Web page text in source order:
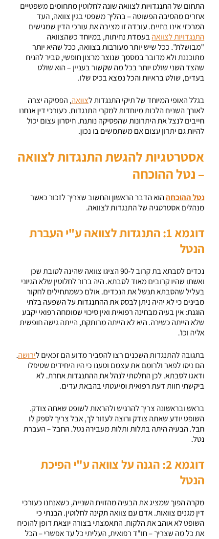
התחום של התנגדויות לצוואה שונה לחלוטין מתחומים משפטיים
אחרים מהסיבה הפשוטה – בהליך משפטי בגין צוואה, העד
המרכזי אינו בחיים. עובדה זו מציבה את עורכי הדין שמגישים
התנגדויות לצוואהבעמדת נחיתות, במיוחד כשהצוואה
"מבושלת". ככל שיש יותר מעורבות בצוואה, ככל שהיא יותר
מתוכננת ולא מדובר במסמך שנוצר מרצון חופשי, סביר להניח
שהצד השני שולט יותר בכל מה שקשור בעניין – הוא שולט
בעדים, שולט בראיות והכל נמצא בכיס שלו.
בגלל האופי המיוחד של תיקי התנגדות לצוואה, הפסיקה יצרה
לאורך השנים הלכות מיוחדות למקרי התנגדות. כעורכי דין אנחנו
חייבים לנצל את היתרונות שהפסיקה נותנת. חיסרון עצום יכול
להיות גם יתרון עצום אם משתמשים בו נכון.
אסטרטגיות להגשת התנגדות לצוואה
– נטל ההוכחה
נטל ההוכחההוא הדבר הראשון והחשוב שצריך לזכור כאשר
מנהלים אסטרטגיה של התנגדות לצוואה.
דוגמא 1: התנגדות לצוואה ע"י העברת
הנטל
נכדים לסבתא בת קרוב ל-90 הציגו צוואה שהינה לטובת שכן
ואשתו שהיו קרובים מאוד לסבתא. היה ברור לחלוטין שלא הגיוני
בעליל שהסבתא תנשל את הנכדים. אולם כשמתחילים לחקור
מבינים כי לא יהיה ניתן לבסס את ההתנגדות על השפעה בלתי
הוגנת: אין בעיה מבחינה רפואית ואין סיכוי שמומחה רפואי יקבע
שלא הייתה כשירה. היא לא הייתה מרותקת, הייתה גישה חופשית
אליה וכו'.
בתגובה להתנגדות השכנים רצו להסביר מדוע הם זכאים לירושה.
הם ניסו לפאר ולרומם את עצמם וטענו כי היו היחידים שטיפלו
ודאגו לסבתא. לכן החלטתי לנהל את ההתנגדות אחרת. לא
ביקשתי חוות דעת רפואית ומיעטתי בהבאת עדים.
בראש ובראשונה צריך להרגיש ולהראות לשופט שאתה צודק.
השופט יודע שאתה צודק ורוצה לעזור לך, אבל צריך לספק לו
חבל. הבעיה היתה בתלות ותלות מעבירה נטל. החבל – העברת
נטל.
דוגמא 2: הגנה על צוואה ע"י הפיכת
הנטל
מקרה הפוך שמציג את הבעיה מהזוית השנייה, כשאנחנו כעורכי
דין מגנים צוואות. אדם עם צוואה תקינה לחלוטין. הבנתי כי
השופט לא אוהב את הלקוח. התאמצתי בצורה יוצאת דופן להוכיח
את כל מה שצריך – חו"ד רפואית, העליתי כל עד אפשרי – הכל